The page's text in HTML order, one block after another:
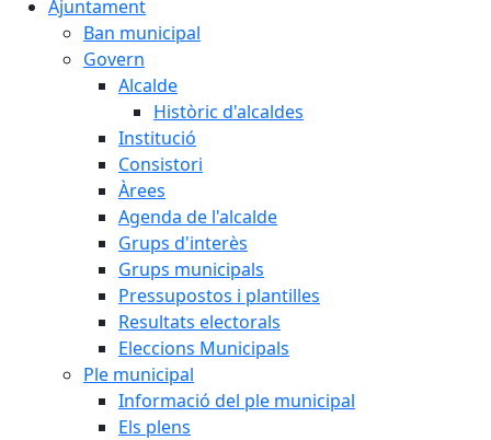
Ajuntament
Ban municipal
Govern
Alcalde
Històric d'alcaldes
Institució
Consistori
Àrees
Agenda de l'alcalde
Grups d'interès
Grups municipals
Pressupostos i plantilles
Resultats electorals
Eleccions Municipals
Ple municipal
Informació del ple municipal
Els plens